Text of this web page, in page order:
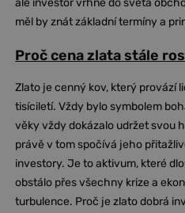
ale investor vrhne do světa
měl by znát základní termíny a
Proč cena zlata stále
Zlato je cenný kov, který provází
tisíciletí. Vždy bylo symbolem
věky vždy dokázalo udržet svou
právě v tom spočívá jeho
investory. Je to aktivum, které
obstálo přes všechny krize a
turbulence. Proč je zlato dobrá